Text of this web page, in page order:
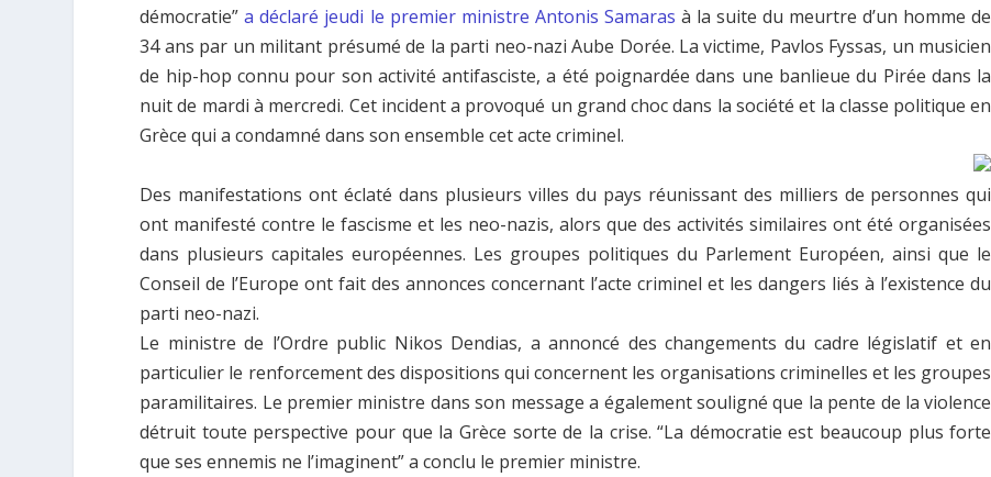
démocratie”a déclaré jeudi le premier ministre Antonis Samaras à la suite du meurtre d’un homme de
34 ans par un militant présumé de la parti neo-nazi Aube Dorée. La victime, Pavlos Fyssas, un musicien
de hip-hop connu pour son activité antifasciste, a été poignardée dans une banlieue du Pirée dans la
nuit de mardi à mercredi. Cet incident a provoqué un grand choc dans la société et la classe politique en
Grèce qui a condamné dans son ensemble cet acte criminel.
Des manifestations ont éclaté dans plusieurs villes du pays réunissant des milliers de personnes qui
ont manifesté contre le fascisme et les neo-nazis, alors que des activités similaires ont été organisées
dans plusieurs capitales européennes. Les groupes politiques du Parlement Européen, ainsi que le
Conseil de l’Europe ont fait des annonces concernant l’acte criminel et les dangers liés à l’existence du
parti neo-nazi.
Le ministre de l’Ordre public Nikos Dendias, a annoncé des changements du cadre législatif et en
particulier le renforcement des dispositions qui concernent les organisations criminelles et les groupes
paramilitaires. Le premier ministre dans son message a également souligné que la pente de la violence
détruit toute perspective pour que la Grèce sorte de la crise. “La démocratie est beaucoup plus forte
que ses ennemis ne l’imaginent” a conclu le premier ministre.